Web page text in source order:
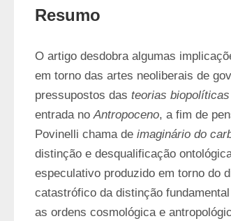
Resumo
O artigo desdobra algumas
em torno das artes neoliberais de
pressupostos das teorias
entrada no Antropoceno, a fim de
Povinelli chama de imaginário do
distinção e desqualificação
especulativo produzido em torno do
catastrófico da distinção
as ordens cosmológica e